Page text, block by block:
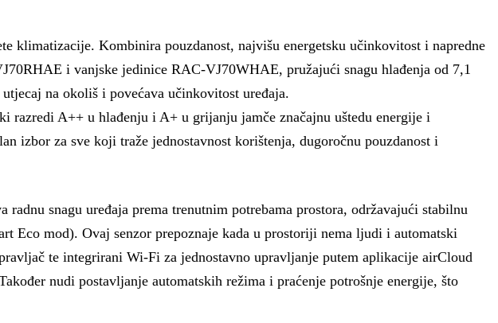
Kombinira pouzdanost, najvišu energetsku učinkovitost i napredne
i vanjske jedinice RAC-VJ70WHAE, pružajući snagu hlađenja od 7,1
na okoliš i povećava učinkovitost uređaja.
razredi A++ u hlađenju i A+ u grijanju jamče značajnu uštedu energije i
izbor za sve koji traže jednostavnost korištenja, dugoročnu pouzdanost i
snagu uređaja prema trenutnim potrebama prostora, održavajući stabilnu
Eco mod). Ovaj senzor prepoznaje kada u prostoriji nema ljudi i automatski
te integrirani Wi-Fi za jednostavno upravljanje putem aplikacije airCloud
nudi postavljanje automatskih režima i praćenje potrošnje energije, što